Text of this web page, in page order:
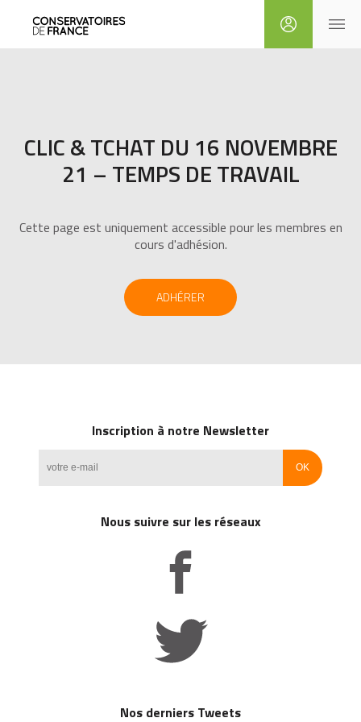
CLIC & TCHAT DU 16 NOVEMBRE
21 – TEMPS DE TRAVAIL
Cette page est uniquement accessible pour les membres en
cours d'adhésion.
ADHÉRER
Inscription à notre Newsletter
Nous suivre sur les réseaux
Nos derniers Tweets